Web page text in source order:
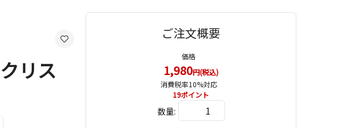
リス
ご注文概要
価格
1,980円(税込)
消費税率10%対応
19ポイント
数量: